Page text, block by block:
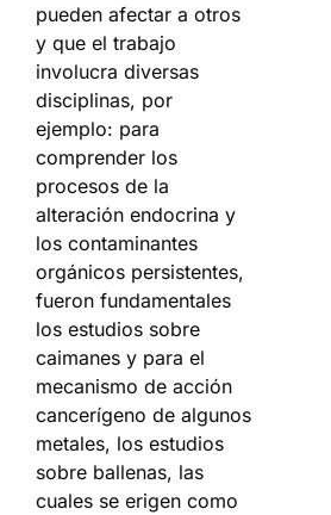
pueden afectar a otros
y que el trabajo
involucra diversas
disciplinas, por
ejemplo: para
comprender los
procesos de la
alteración endocrina y
los contaminantes
orgánicos persistentes,
fueron fundamentales
los estudios sobre
caimanes y para el
mecanismo de acción
cancerígeno de algunos
metales, los estudios
sobre ballenas, las
cuales se erigen como